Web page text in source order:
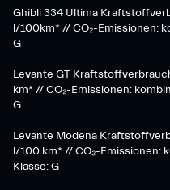
Ghibli 334 Ultima
l/100km* // CO₂-Emissionen:
G
Levante GT
km* // CO₂-Emissionen:
G​
Levante Modena
l/100 km* // CO₂-Emissionen:
Klasse: G